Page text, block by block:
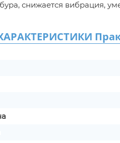
снижается вибрация,